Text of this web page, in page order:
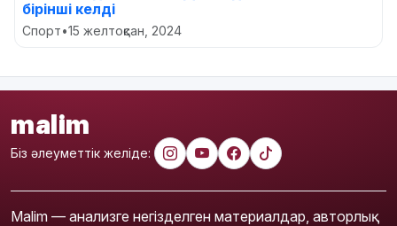
бірінші келді
Спорт•15 желтоқсан, 2024
malim
Біз әлеуметтік желіде:
Malim — анализге негізделген материалдар, авторлық